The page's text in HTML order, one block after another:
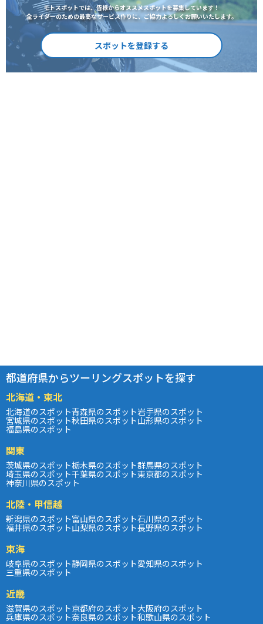
モトスポットでは、皆様からオススメスポットを募集しています！
全ライダーのための最高なサービス作りに、ご協力よろしくお願いいたします。
スポットを登録する
都道府県からツーリングスポットを探す
北海道・東北
北海道のスポット青森県のスポット岩手県のスポット
宮城県のスポット秋田県のスポット山形県のスポット
福島県のスポット
関東
茨城県のスポット栃木県のスポット群馬県のスポット
埼玉県のスポット千葉県のスポット東京都のスポット
神奈川県のスポット
北陸・甲信越
新潟県のスポット富山県のスポット石川県のスポット
福井県のスポット山梨県のスポット長野県のスポット
東海
岐阜県のスポット静岡県のスポット愛知県のスポット
三重県のスポット
近畿
滋賀県のスポット京都府のスポット大阪府のスポット
兵庫県のスポット奈良県のスポット和歌山県のスポット